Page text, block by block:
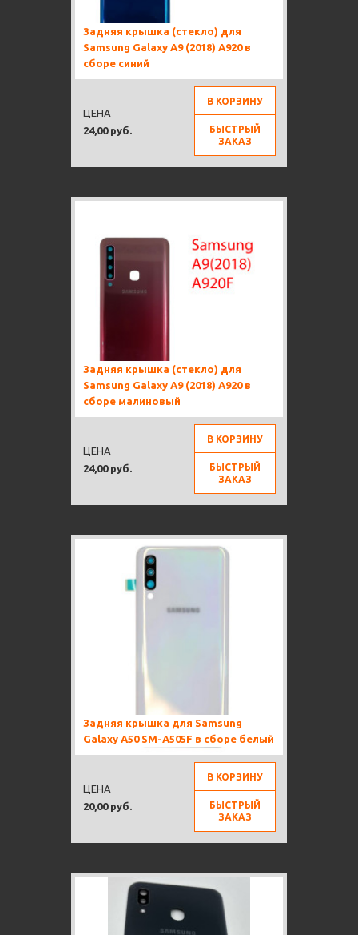
Задняя крышка (стекло) для
Samsung Galaxy A9 (2018) A920 в
сборе синий
24,00 руб.
ЦЕНА
В КОРЗИНУ
БЫСТРЫЙ
ЗАКАЗ
Задняя крышка (стекло) для
Samsung Galaxy A9 (2018) A920 в
сборе малиновый
24,00 руб.
ЦЕНА
В КОРЗИНУ
БЫСТРЫЙ
ЗАКАЗ
Задняя крышка для Samsung
Galaxy A50 SM-A505F в сборе белый
20,00 руб.
ЦЕНА
В КОРЗИНУ
БЫСТРЫЙ
ЗАКАЗ